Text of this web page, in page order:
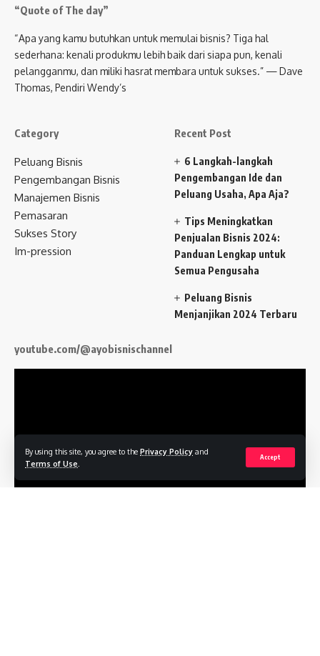
By using this site, you agree to the Privacy Policy and
Terms of Use
Accept
“Quote of The day”
“Apa yang kamu butuhkan untuk memulai bisnis? Tiga hal
sederhana: kenali produkmu lebih baik dari siapa pun, kenali
pelangganmu, dan miliki hasrat membara untuk sukses.” — Dave
Thomas, Pendiri Wendy’s
Category
Peluang Bisnis
Pengembangan Bisnis
Manajemen Bisnis
Pemasaran
Sukses Story
Im-pression
Recent Post
6 Langkah-langkah
Pengembangan Ide dan
Peluang Usaha, Apa Aja?
Tips Meningkatkan
Penjualan Bisnis 2024:
Panduan Lengkap untuk
Semua Pengusaha
Peluang Bisnis
Menjanjikan 2024 Terbaru
youtube.com/@ayobisnischannel